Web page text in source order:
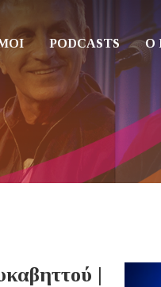
PODCASTS Ο
|